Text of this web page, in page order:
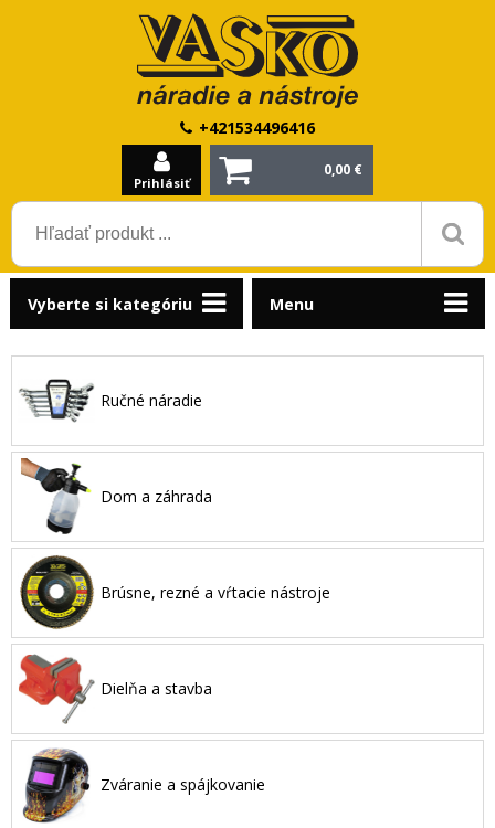
+421534496416
Prihlásiť
0,00 €
Ručné náradie
Dom a záhrada
Brúsne, rezné a vŕtacie nástroje
Dielňa a stavba
Zváranie a spájkovanie
Vyberte si kategóriu Menu